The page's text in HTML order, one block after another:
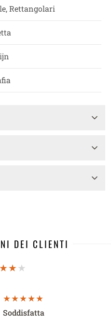
Rettangolari
DEI CLIENTI
Soddisfatta